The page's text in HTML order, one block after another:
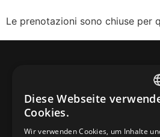
Le prenotazioni sono chiuse per
© 2026 Miniera
Diese Webseite
Cookies.
Wir verwenden Cookies, um Inhalte